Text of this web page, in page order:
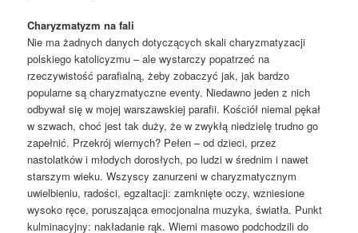
Charyzmatyzm na fali
Nie ma żadnych danych dotyczących skali charyzmatyzacji
polskiego katolicyzmu – ale wystarczy popatrzeć na
rzeczywistość parafialną, żeby zobaczyć jak, jak bardzo
popularne są charyzmatyczne eventy. Niedawno jeden z nich
odbywał się w mojej warszawskiej parafii. Kościół niemal pękał
w szwach, choć jest tak duży, że w zwykłą niedzielę trudno go
zapełnić. Przekrój wiernych? Pełen – od dzieci, przez
nastolatków i młodych dorosłych, po ludzi w średnim i nawet
starszym wieku. Wszyscy zanurzeni w charyzmatycznym
uwielbieniu, radości, egzaltacji: zamknięte oczy, wzniesione
wysoko ręce, poruszająca emocjonalna muzyka, światła. Punkt
kulminacyjny: nakładanie rąk. Wierni masowo podchodzili do